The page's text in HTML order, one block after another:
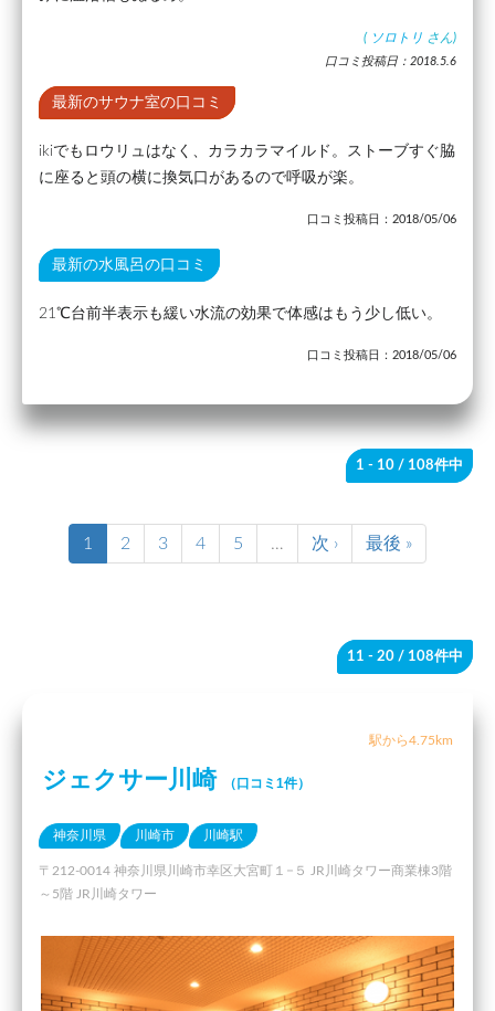
( ソロトリ さん)
口コミ投稿日：2018.5.6
最新のサウナ室の口コミ
ikiでもロウリュはなく、カラカラマイルド。ストーブすぐ脇
に座ると頭の横に換気口があるので呼吸が楽。
口コミ投稿日：2018/05/06
最新の水風呂の口コミ
21℃台前半表示も緩い水流の効果で体感はもう少し低い。
口コミ投稿日：2018/05/06
1 - 10 / 108件中
1 2 3 4 5 … 次 › 最後 »
11 - 20 / 108件中
駅から4.75km
ジェクサー川崎 （口コミ1件）
神奈川県 川崎市 川崎駅
〒212-0014 神奈川県川崎市幸区大宮町１−５ JR川崎タワー商業棟3階
～5階 JR川崎タワー